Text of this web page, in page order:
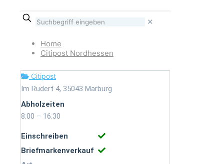
✕
Home
Citipost Nordhessen
Citipost
Im Rudert 4, 35043 Marburg
Abholzeiten
8:00 – 16:30
Einschreiben
Briefmarkenverkauf